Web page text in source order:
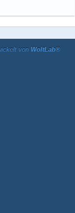
von WoltLab®